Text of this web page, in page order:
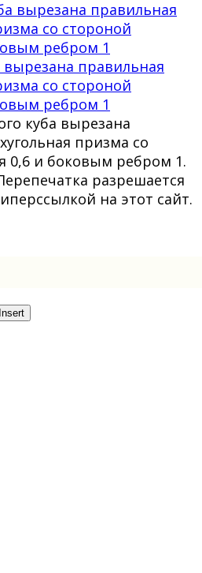
правильная
со стороной
ребром 1
куба вырезана
призма со
0,6 и боковым ребром 1.
разрешается
на этот сайт.
Insert